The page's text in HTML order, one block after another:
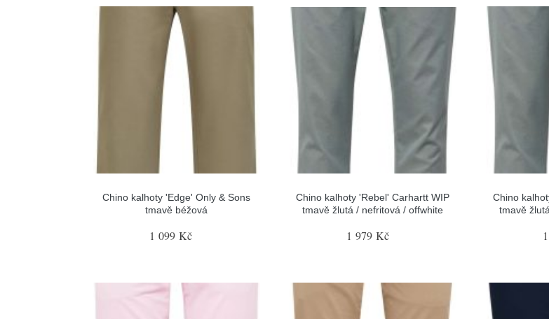
Chino kalhoty 'Edge' Only & Sons
tmavě béžová
1 099 Kč
Chino kalhoty 'Rebel' Carhartt WIP
tmavě žlutá / nefritová / offwhite
1 979 Kč
Chino
tmavě